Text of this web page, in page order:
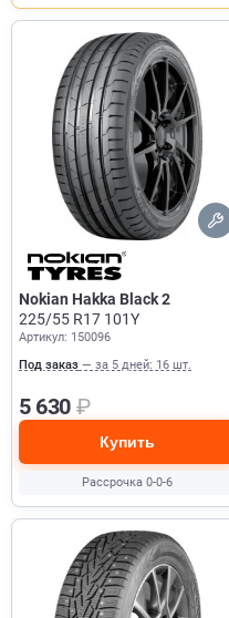
Nokian Hakka Black 2
225/55 R17 101Y
Артикул: 150096
Под заказ — за 5 дней: 16 шт.
5 630 ₽
Купить
Рассрочка 0-0-6